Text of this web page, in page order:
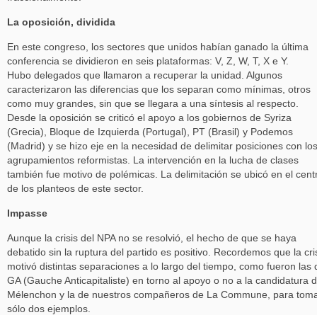
La oposición, dividida
En este congreso, los sectores que unidos habían ganado la última
conferencia se dividieron en seis plataformas: V, Z, W, T, X e Y.
Hubo delegados que llamaron a recuperar la unidad. Algunos
caracterizaron las diferencias que los separan como mínimas, otros
como muy grandes, sin que se llegara a una síntesis al respecto.
Desde la oposición se criticó el apoyo a los gobiernos de Syriza
(Grecia), Bloque de Izquierda (Portugal), PT (Brasil) y Podemos
(Madrid) y se hizo eje en la necesidad de delimitar posiciones con los
agrupamientos reformistas. La intervención en la lucha de clases
también fue motivo de polémicas. La delimitación se ubicó en el
de los planteos de este sector.
Impasse
Aunque la crisis del NPA no se resolvió, el hecho de que se haya
debatido sin la ruptura del partido es positivo. Recordemos que la
motivó distintas separaciones a lo largo del tiempo, como fueron las
GA (Gauche Anticapitaliste) en torno al apoyo o no a la candidatura
Mélenchon y la de nuestros compañeros de La Commune, para
sólo dos ejemplos.